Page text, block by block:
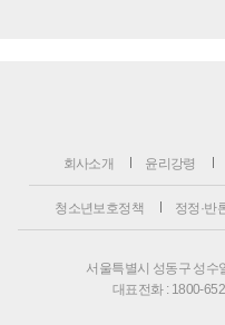
회사소개 윤리강령
청소년보호정책 정정·반
서울특별시 성동구 성수
대표전화 : 1800-